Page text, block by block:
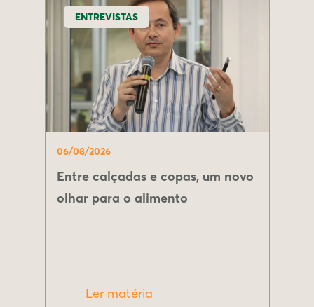
ENTREVISTAS
06/08/2026
Entre calçadas e copas, um novo
olhar para o alimento
Ler matéria